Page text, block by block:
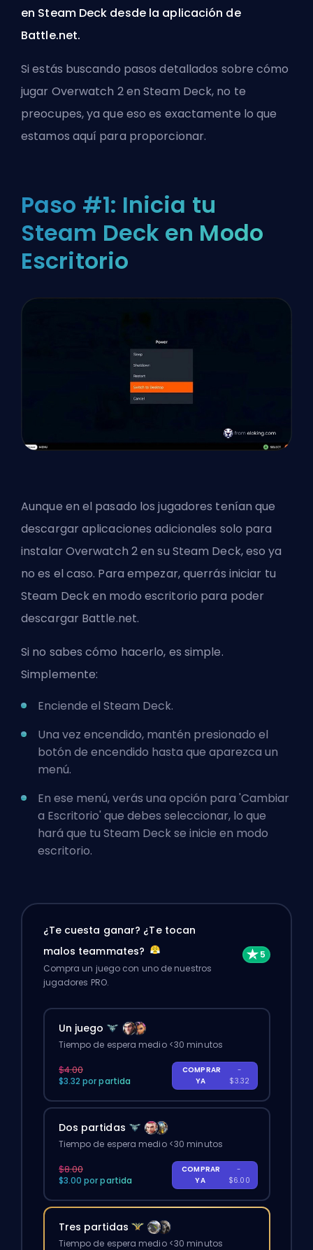
en Steam Deck desde la aplicación de
Battle.net.
Si estás buscando pasos detallados sobre cómo
jugar Overwatch 2 en Steam Deck, no te
preocupes, ya que eso es exactamente lo que
estamos aquí para proporcionar.
Paso #1: Inicia tu
Steam Deck en Modo
Escritorio
Aunque en el pasado los jugadores tenían que
descargar aplicaciones adicionales solo para
instalar Overwatch 2 en su Steam Deck, eso ya
no es el caso. Para empezar, querrás iniciar tu
Steam Deck en modo escritorio para poder
descargar Battle.net.
Si no sabes cómo hacerlo, es simple.
Simplemente:
Enciende el Steam Deck.
Una vez encendido, mantén presionado el
botón de encendido hasta que aparezca un
menú.
En ese menú, verás una opción para 'Cambiar
a Escritorio' que debes seleccionar, lo que
hará que tu Steam Deck se inicie en modo
escritorio.
¿Te cuesta ganar? ¿Te tocan
malos teammates?
Compra un juego con uno de nuestros
jugadores PRO.
Un juego
Tiempo de espera medio <30 minutos
$4.00
$3.32 por partida
COMPRAR
YA
-
$3.32
Dos partidas
Tiempo de espera medio <30 minutos
$8.00
$3.00 por partida
COMPRAR
YA
-
$6.00
Tres partidas
Tiempo de espera medio <30 minutos